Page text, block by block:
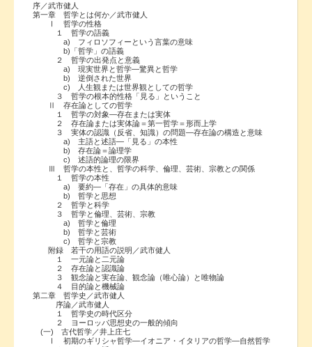
序／武市健人
第一章 哲学とは何か／武市健人
Ⅰ 哲学の性格
１ 哲学の語義
a) フィロソフィーという言葉の意味
b)「哲学」の語義
２ 哲学の出発点と意義
a) 現実世界と哲学―驚異と哲学
b) 逆倒された世界
c) 人生観または世界観としての哲学
３ 哲学の根本的性格「見る」ということ
Ⅱ 存在論としての哲学
１ 哲学の対象―存在または実体
２ 存在論または実体論＝第一哲学＝形而上学
３ 実体の認識（反省、知識）の問題―存在論の構造と意味
a) 主語と述語―「見る」の本性
b) 存在論＝論理学
c) 述語的論理の限界
Ⅲ 哲学の本性と、哲学の科学、倫理、芸術、宗教との関係
１ 哲学の本性
a) 要約―「存在」の具体的意味
b) 哲学と思想
２ 哲学と科学
３ 哲学と倫理、芸術、宗教
a) 哲学と倫理
b) 哲学と芸術
c) 哲学と宗教
附録 若干の用語の説明／武市健人
１ 一元論と二元論
２ 存在論と認識論
３ 観念論と実在論、観念論（唯心論）と唯物論
４ 目的論と機械論
第二章 哲学史／武市健人
序論／武市健人
１ 哲学史の時代区分
２ ヨーロッパ思想史の一般的傾向
(一) 古代哲学／井上庄七
Ⅰ 初期のギリシャ哲学―イオニア・イタリアの哲学―自然哲学